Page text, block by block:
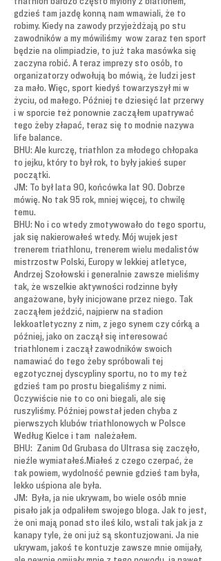
gdzieś tam jazdę konną nam wmawiali, że to
robimy. Kiedy na zawody przyjeżdżają po stu
zawodników a my mówiliśmy wow zaraz ten sport
będzie na olimpiadzie, to już taka masówka się
zaczyna robić. A teraz imprezy sto osób, to
organizatorzy odwołują bo mówią, że ludzi jest
za mało. Więc, sport kiedyś towarzyszył mi w
życiu, od małego. Później te dziesięć lat przerwy
i w sporcie też ponownie zacząłem upatrywać
tego żeby złapać, teraz się to modnie nazywa
life balance.
BHU: Ale kurczę, triathlon za młodego chłopaka
to jejku, który to był rok, to były jakieś super
początki.
JM: To był lata 90, końcówka lat 90. Dobrze
mówię. No tak 95 rok, mniej więcej, to chwilę
temu.
BHU: No i co wtedy zmotywowało do tego sportu,
jak się nakierowałeś wtedy. Mój wujek jest
trenerem triathlonu, trenerem wielu medalistów
mistrzostw Polski, Europy w lekkiej atletyce,
Andrzej Szołowski i generalnie zawsze mieliśmy
tak, że wszelkie aktywności rodzinne były
angażowane, były inicjowane przez niego. Tak
zacząłem jeździć, najpierw na stadion
lekkoatletyczny z nim, z jego synem czy córką a
później, jako on zaczął się interesować
triathlonem i zaczął zawodników swoich
namawiać do tego żeby spróbowali tej
egzotycznej dyscypliny sportu, no to my też
gdzieś tam po prostu biegaliśmy z nimi.
Oczywiście nie to co oni biegali, ale się
ruszyliśmy. Później powstał jeden chyba z
pierwszych klubów triathlonowych w Polsce
Według Kielce i tam należałem.
BHU: Zanim Od Grubasa do Ultrasa się zaczęło,
nieźle wymiatałeś.Miałeś z czego czerpać, że
tak powiem, wydolność pewnie gdzieś tam była,
lekko uśpiona ale była.
JM: Była, ja nie ukrywam, bo wiele osób mnie
pisało jak ja odpaliłem swojego bloga. Jak to jest,
że oni mają ponad sto ileś kilo, wstali tak jak ja z
kanapy tyle, że oni już są skontuzjowani. Ja nie
ukrywam, jakoś te kontuzje zawsze mnie omijały,